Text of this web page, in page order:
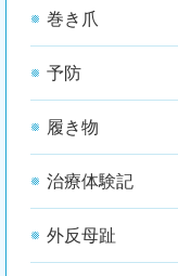
巻き爪
予防
履き物
治療体験記
外反母趾